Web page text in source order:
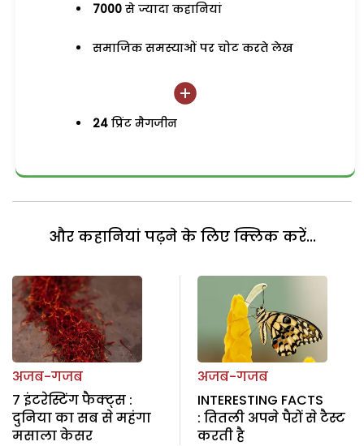
7000 से ज्यादा कहानियां
समाजिक समस्याओं पर चोट करते लेख
24 प्रिंट मैगजीन
और कहानियां पढ़ने के लिए क्लिक करें...
अजब-गजब
7 इंटरेस्टिंग फैक्ट्स :
दुनिया का सब से महंगा
मसाला केसर
अजब-गजब
INTERESTING FACTS
: तितली अपने पैरों से टैस्ट
करती है